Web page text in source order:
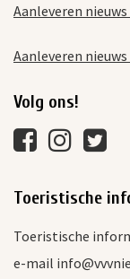
Aanleveren
Aanleveren
Volg ons!
Toeristische
Toeristische
e-mail